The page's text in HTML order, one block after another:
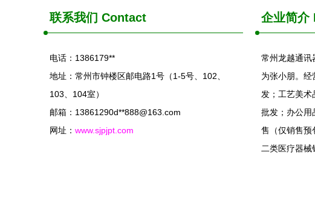
联系我们 Contact
电话：1386179**
地址：常州市钟楼区邮电路1号（1-5号、102、
103、104室）
邮箱：13861290d**888@163.com
网址： www.sjpjpt.com
企业简介
常州龙越通讯
为张小朋。
发；工艺美
批发；办公用
售（仅销售预
二类医疗器